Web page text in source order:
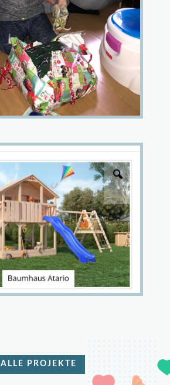
ALLE PROJEKTE